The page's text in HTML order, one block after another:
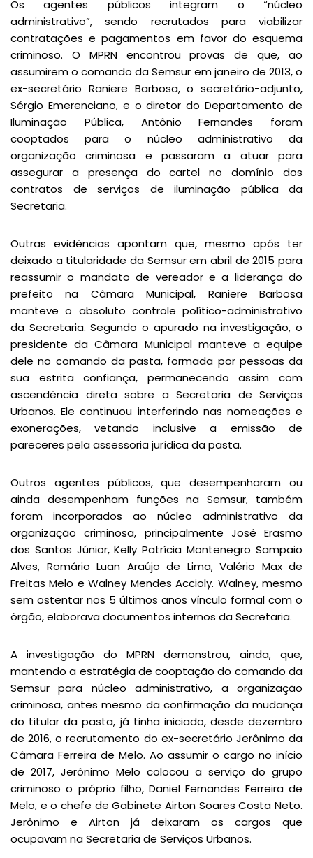
Os agentes públicos integram o “núcleo
administrativo”, sendo recrutados para viabilizar
contratações e pagamentos em favor do esquema
criminoso. O MPRN encontrou provas de que, ao
assumirem o comando da Semsur em janeiro de 2013, o
ex-secretário Raniere Barbosa, o secretário-adjunto,
Sérgio Emerenciano, e o diretor do Departamento de
Iluminação Pública, Antônio Fernandes foram
cooptados para o núcleo administrativo da
organização criminosa e passaram a atuar para
assegurar a presença do cartel no domínio dos
contratos de serviços de iluminação pública da
Secretaria.
Outras evidências apontam que, mesmo após ter
deixado a titularidade da Semsur em abril de 2015 para
reassumir o mandato de vereador e a liderança do
prefeito na Câmara Municipal, Raniere Barbosa
manteve o absoluto controle político-administrativo
da Secretaria. Segundo o apurado na investigação, o
presidente da Câmara Municipal manteve a equipe
dele no comando da pasta, formada por pessoas da
sua estrita confiança, permanecendo assim com
ascendência direta sobre a Secretaria de Serviços
Urbanos. Ele continuou interferindo nas nomeações e
exonerações, vetando inclusive a emissão de
pareceres pela assessoria jurídica da pasta.
Outros agentes públicos, que desempenharam ou
ainda desempenham funções na Semsur, também
foram incorporados ao núcleo administrativo da
organização criminosa, principalmente José Erasmo
dos Santos Júnior, Kelly Patrícia Montenegro Sampaio
Alves, Romário Luan Araújo de Lima, Valério Max de
Freitas Melo e Walney Mendes Accioly. Walney, mesmo
sem ostentar nos 5 últimos anos vínculo formal com o
órgão, elaborava documentos internos da Secretaria.
A investigação do MPRN demonstrou, ainda, que,
mantendo a estratégia de cooptação do comando da
Semsur para núcleo administrativo, a organização
criminosa, antes mesmo da confirmação da mudança
do titular da pasta, já tinha iniciado, desde dezembro
de 2016, o recrutamento do ex-secretário Jerônimo da
Câmara Ferreira de Melo. Ao assumir o cargo no início
de 2017, Jerônimo Melo colocou a serviço do grupo
criminoso o próprio filho, Daniel Fernandes Ferreira de
Melo, e o chefe de Gabinete Airton Soares Costa Neto.
Jerônimo e Airton já deixaram os cargos que
ocupavam na Secretaria de Serviços Urbanos.